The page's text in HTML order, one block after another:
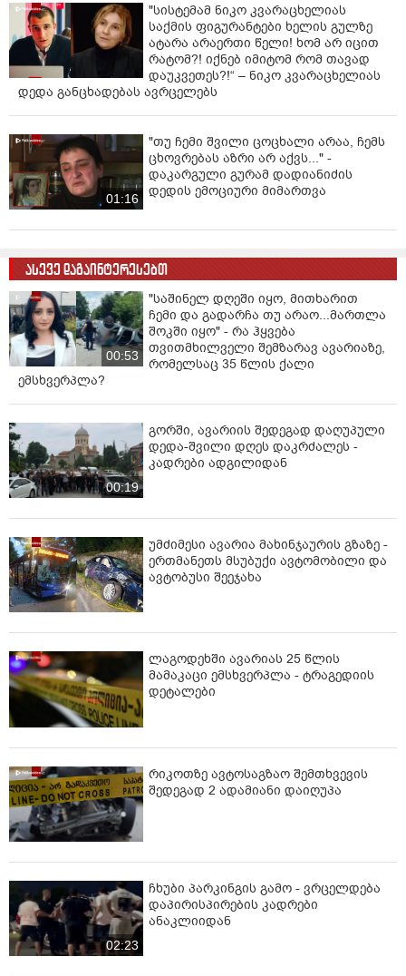
"სისტემამ ნიკო კვარაცხელიას
საქმის ფიგურანტები ხელის გულზე
ატარა არაერთი წელი! ხომ არ იცით
რატომ?! იქნებ იმიტომ რომ თავად
დაუკვეთეს?!“ – ნიკო კვარაცხელიას
დედა განცხადებას ავრცელებს
01:16
"თუ ჩემი შვილი ცოცხალი არაა, ჩემს
ცხოვრებას აზრი არ აქვს..." -
დაკარგული გურამ დადიანიძის
დედის ემოციური მიმართვა
ასევე დაგაინტერესებთ
00:53
"საშინელ დღეში იყო, მითხარით
ჩემი და გადარჩა თუ არაო...მართლა
შოკში იყო" - რა ჰყვება
თვითმხილველი შემზარავ ავარიაზე,
რომელსაც 35 წლის ქალი
ემსხვერპლა?
00:19
გორში, ავარიის შედეგად დაღუპული
დედა-შვილი დღეს დაკრძალეს -
კადრები ადგილიდან
უმძიმესი ავარია მახინჯაურის გზაზე -
ერთმანეთს მსუბუქი ავტომობილი და
ავტობუსი შეეჯახა
ლაგოდეხში ავარიას 25 წლის
მამაკაცი ემსხვერპლა - ტრაგედიის
დეტალები
რიკოთზე ავტოსაგზაო შემთხვევის
შედეგად 2 ადამიანი დაიღუპა
02:23
ჩხუბი პარკინგის გამო - ვრცელდება
დაპირისპირების კადრები
ანაკლიიდან